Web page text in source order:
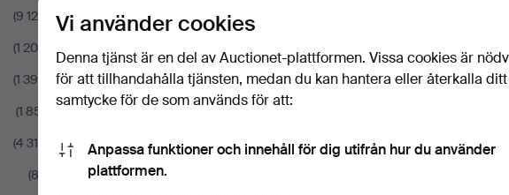
(9 129)
(1 208)
(1 390)
(1 851)
(4 318)
(82)
ELVERKTYG, 3 st, bl.a.
Click&Clean taktvät…
Klubbades 7 jul 2026
3 bud
32 USD
Klubbades 7 jul 2026
1 bud
173.
1 bud
Vi använder cookies
Denna tjänst är en del av Auctionet-plattformen. Vissa cookies är
för att tillhandahålla tjänsten, medan du kan hantera eller återkalla ditt
samtycke för de som används för att:
Anpassa funktioner och innehåll för dig utifrån hur du använder
plattformen.